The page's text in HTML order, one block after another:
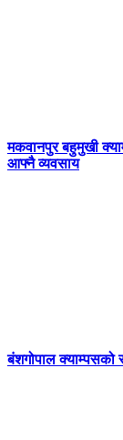
मकवानपुर बहुमुखी
आफ्नै व्यवसाय
बंशगोपाल क्याम्पसको